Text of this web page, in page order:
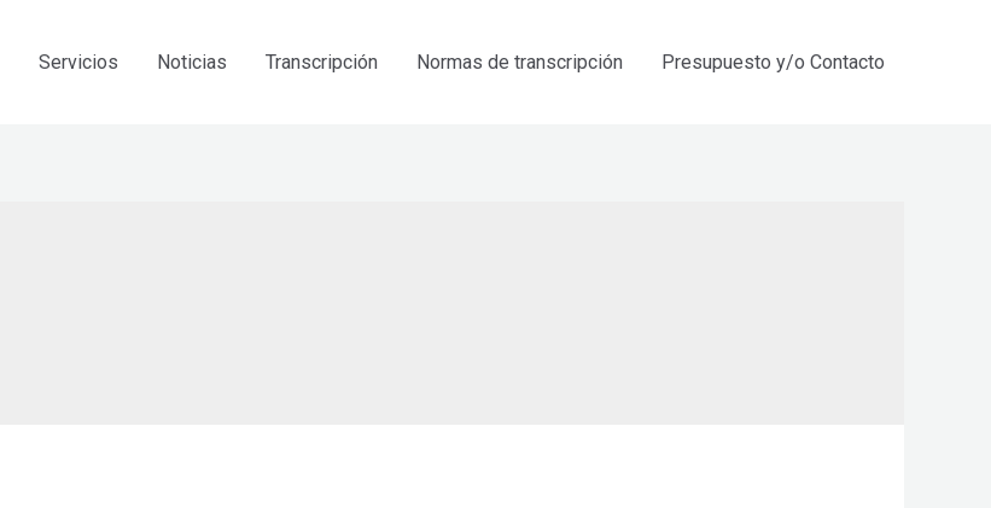
Servicios Noticias Transcripción Normas de transcripción Presupuesto y/o Contacto